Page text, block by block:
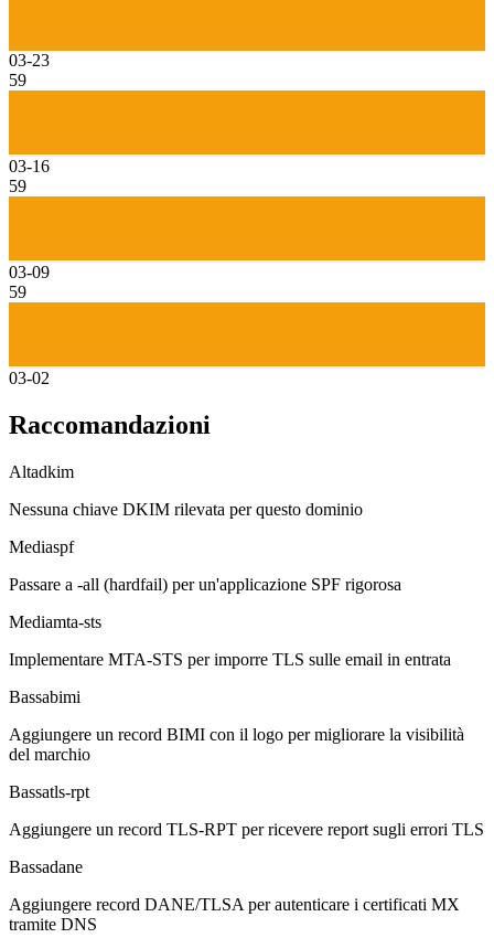
03-23
59
03-16
59
03-09
59
03-02
Raccomandazioni
Altadkim
Nessuna chiave DKIM rilevata per questo dominio
Mediaspf
Passare a -all (hardfail) per un'applicazione SPF rigorosa
Mediamta-sts
Implementare MTA-STS per imporre TLS sulle email in entrata
Bassabimi
Aggiungere un record BIMI con il logo per migliorare la visibilità
del marchio
Bassatls-rpt
Aggiungere un record TLS-RPT per ricevere report sugli errori TLS
Bassadane
Aggiungere record DANE/TLSA per autenticare i certificati MX
tramite DNS